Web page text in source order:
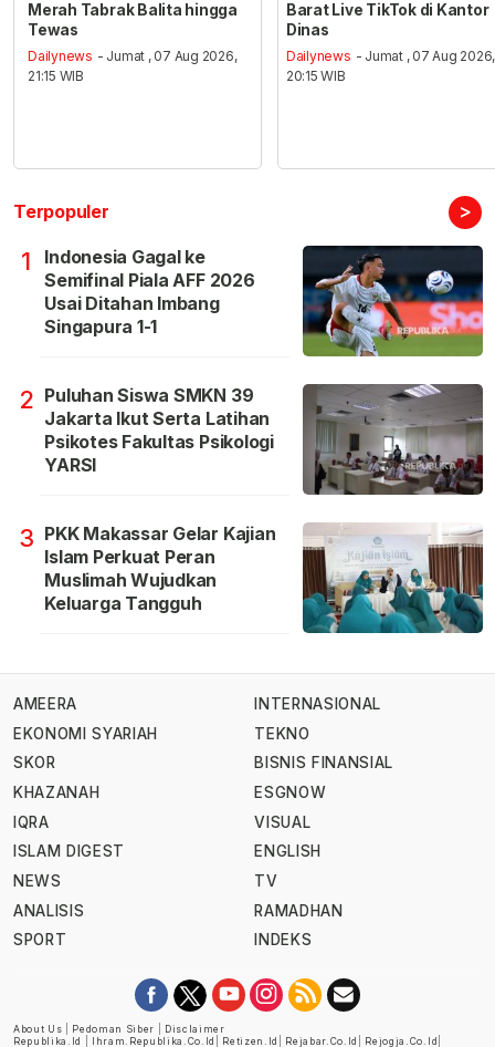
Merah Tabrak Balita hingga
Tewas
Dailynews - Jumat , 07 Aug 2026,
21:15 WIB
Barat Live TikTok di Kantor
Dinas
Dailynews - Jumat , 07 Aug 2026,
20:15 WIB
Terpopuler >
1
Indonesia Gagal ke
Semifinal Piala AFF 2026
Usai Ditahan Imbang
Singapura 1-1
2 Puluhan Siswa SMKN 39
Jakarta Ikut Serta Latihan
Psikotes Fakultas Psikologi
YARSI
3 PKK Makassar Gelar Kajian
Islam Perkuat Peran
Muslimah Wujudkan
Keluarga Tangguh
AMEERA
EKONOMI SYARIAH
SKOR
KHAZANAH
IQRA
ISLAM DIGEST
NEWS
ANALISIS
SPORT
INTERNASIONAL
TEKNO
BISNIS FINANSIAL
ESGNOW
VISUAL
ENGLISH
TV
RAMADHAN
INDEKS
About Us Pedoman Siber
Disclaimer
Republika.id
Ihram.republika.co.id Retizen.id Rejabar.co.id Rejogja.co.id